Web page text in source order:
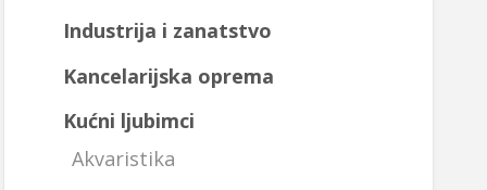
Industrija i zanatstvo
Kancelarijska oprema
Kućni ljubimci
Akvaristika